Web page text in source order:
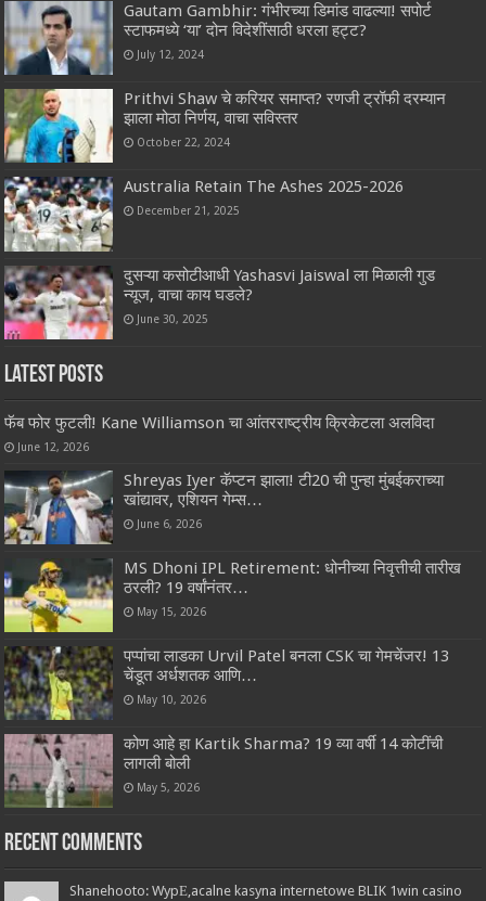
Gautam Gambhir: गंभीरच्या डिमांड वाढल्या! सपोर्ट
स्टाफमध्ये ‘या’ दोन विदेशींसाठी धरला हट्ट?
July 12, 2024
Prithvi Shaw चे करियर समाप्त? रणजी ट्रॉफी दरम्यान
झाला मोठा निर्णय, वाचा सविस्तर
October 22, 2024
Australia Retain The Ashes 2025-2026
December 21, 2025
दुसऱ्या कसोटीआधी Yashasvi Jaiswal ला मिळाली गुड
न्यूज, वाचा काय घडले?
June 30, 2025
Latest Posts
फॅब फोर फुटली! Kane Williamson चा आंतरराष्ट्रीय क्रिकेटला अलविदा
June 12, 2026
Shreyas Iyer कॅप्टन झाला! टी20 ची पुन्हा मुंबईकराच्या
खांद्यावर, एशियन गेम्स…
June 6, 2026
MS Dhoni IPL Retirement: धोनीच्या निवृत्तीची तारीख
ठरली? 19 वर्षांनंतर…
May 15, 2026
पप्पांचा लाडका Urvil Patel बनला CSK चा गेमचेंजर! 13
चेंडूत अर्धशतक आणि…
May 10, 2026
कोण आहे हा Kartik Sharma? 19 व्या वर्षी 14 कोटींची
लागली बोली
May 5, 2026
Recent Comments
Shanehooto: WypЕ‚acalne kasyna internetowe BLIK 1win casino